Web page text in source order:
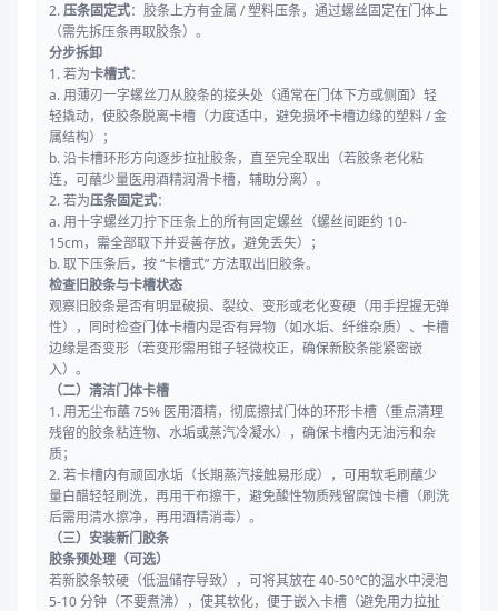
2.压条固定式：胶条上方有金属 / 塑料压条，通过螺丝固定在门体上
（需先拆压条再取胶条）。
分步拆卸
1. 若为卡槽式：
a. 用薄刃一字螺丝刀从胶条的接头处（通常在门体下方或侧面）轻
轻撬动，使胶条脱离卡槽（力度适中，避免损坏卡槽边缘的塑料 / 金
属结构）；
b. 沿卡槽环形方向逐步拉扯胶条，直至完全取出（若胶条老化粘
连，可蘸少量医用酒精润滑卡槽，辅助分离）。
2. 若为压条固定式：
a. 用十字螺丝刀拧下压条上的所有固定螺丝（螺丝间距约 10-
15cm，需全部取下并妥善存放，避免丢失）；
b. 取下压条后，按 “卡槽式” 方法取出旧胶条。
检查旧胶条与卡槽状态
观察旧胶条是否有明显破损、裂纹、变形或老化变硬（用手捏握无弹
性），同时检查门体卡槽内是否有异物（如水垢、纤维杂质）、卡槽
边缘是否变形（若变形需用钳子轻微校正，确保新胶条能紧密嵌
入）。
（二）清洁门体卡槽
1. 用无尘布蘸 75% 医用酒精，彻底擦拭门体的环形卡槽（重点清理
残留的胶条粘连物、水垢或蒸汽冷凝水），确保卡槽内无油污和杂
质；
2. 若卡槽内有顽固水垢（长期蒸汽接触易形成），可用软毛刷蘸少
量白醋轻轻刷洗，再用干布擦干，避免酸性物质残留腐蚀卡槽（刷洗
后需用清水擦净，再用酒精消毒）。
（三）安装新门胶条
胶条预处理（可选）
若新胶条较硬（低温储存导致），可将其放在 40-50℃的温水中浸泡
5-10 分钟（不要煮沸），使其软化，便于嵌入卡槽（避免用力拉扯